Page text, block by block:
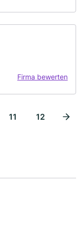
Firma bewerten
11 12